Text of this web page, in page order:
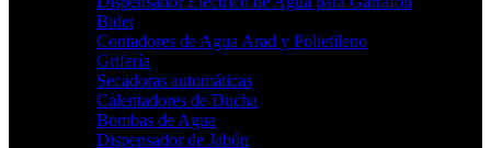
Bidet
Contadores de Agua Arad y Polietileno
Grifería
Secadoras automáticas
Calentadores de Ducha
Bombas de Agua
Dispensador de Jabón